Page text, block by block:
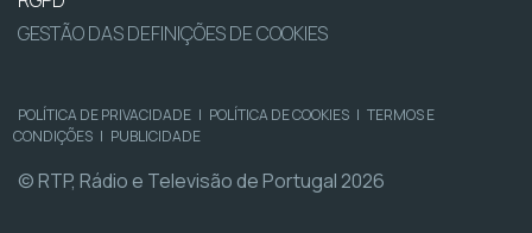
GESTÃO DAS DEFINIÇÕES DE COOKIES
POLÍTICA DE PRIVACIDADE | POLÍTICA DE COOKIES | TERMOS E
CONDIÇÕES | PUBLICIDADE
© RTP, Rádio e Televisão de Portugal 2026